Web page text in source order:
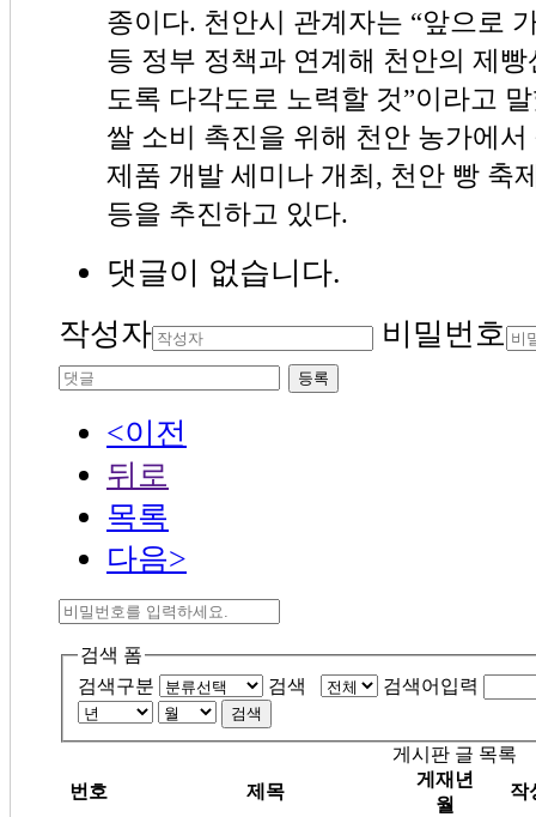
종이다. 천안시 관계자는 “앞으로
등 정부 정책과 연계해 천안의 제
도록 다각도로 노력할 것”이라고
쌀 소비 촉진을 위해 천안 농가에
제품 개발 세미나 개최, 천안 빵 축
등을 추진하고 있다.
댓글이 없습니다.
작성자
비밀번호
등록
<이전
뒤로
목록
다음>
검색 폼
검색구분
검색 검색어입력
검색
게시판 글 목록
번호
제목
게재년
월
작